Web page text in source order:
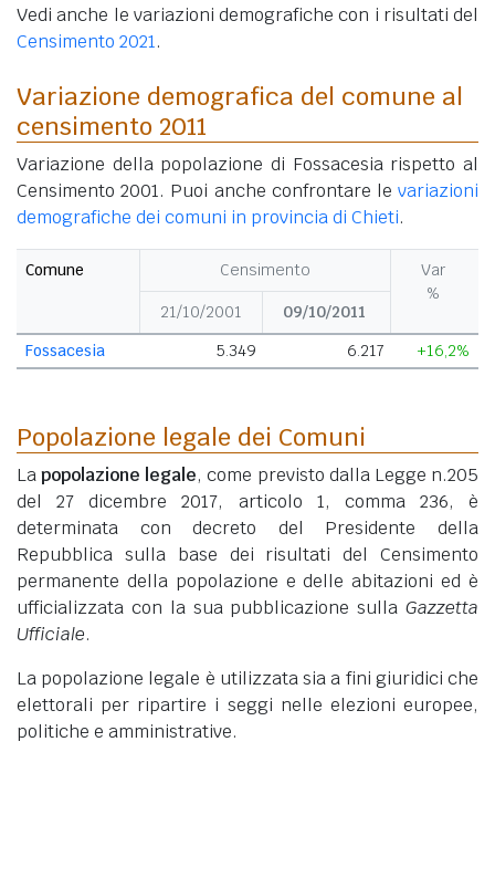
Vedi anche le variazioni demografiche con i risultati del
Censimento 2021.
Variazione demografica del comune al
censimento 2011
Variazione della popolazione di Fossacesia rispetto al
Censimento 2001. Puoi anche confrontare le variazioni
demografiche dei comuni in provincia di Chieti.
Comune Censimento
Var
%
21/10/2001
09/10/2011
Fossacesia
5.349 6.217 +16,2%
Popolazione legale dei Comuni
Lapopolazione legale, come previsto dalla Legge n.205
del 27 dicembre 2017, articolo 1, comma 236, è
determinata con decreto del Presidente della
Repubblica sulla base dei risultati del Censimento
permanente della popolazione e delle abitazioni ed è
ufficializzata con la sua pubblicazione sulla Gazzetta
Ufficiale.
La popolazione legale è utilizzata sia a fini giuridici che
elettorali per ripartire i seggi nelle elezioni europee,
politiche e amministrative.